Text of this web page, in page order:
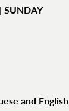
and English